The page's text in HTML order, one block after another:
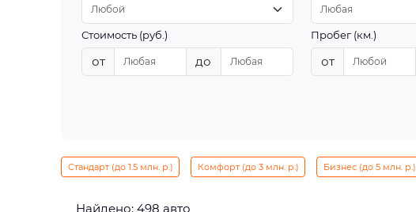
Стоимость (руб.)
от до
Пробег (км.)
от
Стандарт (до 1.5 млн. р.) Комфорт (до 3 млн. р.) Бизнес (до 5 млн. р.)
Найдено: 498 авто